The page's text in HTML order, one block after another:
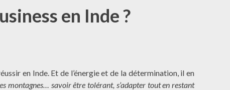
en Inde ?
en Inde. Et de l’énergie et de la détermination, il en
montagnes… savoir être tolérant, s’adapter tout en restant